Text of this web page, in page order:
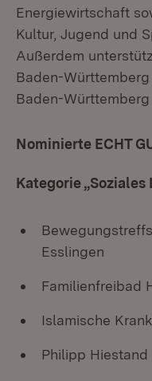
Energiewirtschaft
Kultur, Jugend und
Außerdem
Baden-
Baden-
Nominierte ECHT
Kategorie „Soziales
Esslingen
Familienfreibad
Islamische
Philipp Hiestand